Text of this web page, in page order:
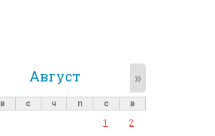
Август »
в с ч п с
в
1
2